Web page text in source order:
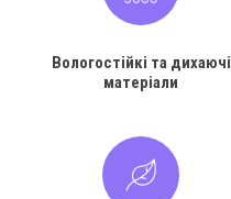
Вологостійкі та дихаючі
матеріали